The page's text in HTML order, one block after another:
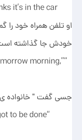
it’s in the car
او تلفن همراه خود
خودش جا گذاشته
morning,”
جسی گفت " خانواده
to be done